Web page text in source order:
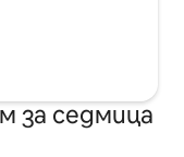
за седмица